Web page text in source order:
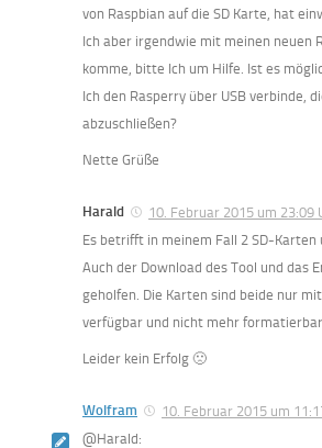
von Raspbian auf die SD Karte, hat
Ich aber irgendwie mit meinen neuen
komme, bitte Ich um Hilfe. Ist es
Ich den Rasperry über USB verbinde,
abzuschließen?
Nette Grüße
Harald
10. Februar 2015 um 23:09
Es betrifft in meinem Fall 2 SD-Karten
Auch der Download des Tool und das
geholfen. Die Karten sind beide nur
verfügbar und nicht mehr formatierbar
Leider kein Erfolg 🙁
Wolfram
10. Februar 2015 um
@Harald: